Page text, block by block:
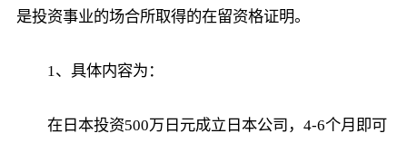
是投资事业的场合所取得的在留资格证明。
1、具体内容为：
在日本投资500万日元成立日本公司，4-6个月即可